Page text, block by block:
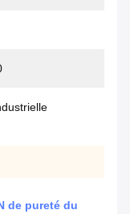
de pureté du